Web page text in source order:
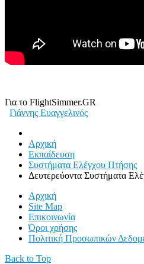
Για το FlightSimmer.GR
Γιάννης Ευαγγελινός
Αρχική
Εκπαίδευση
Συστήματα Ελέγχου Πτήσης
Δευτερεύοντα Συστήματα
Αρχική
Site Map
Επικοινωνία
Όροι χρήσης
Πολιτική Προσωπικών
Back to Top